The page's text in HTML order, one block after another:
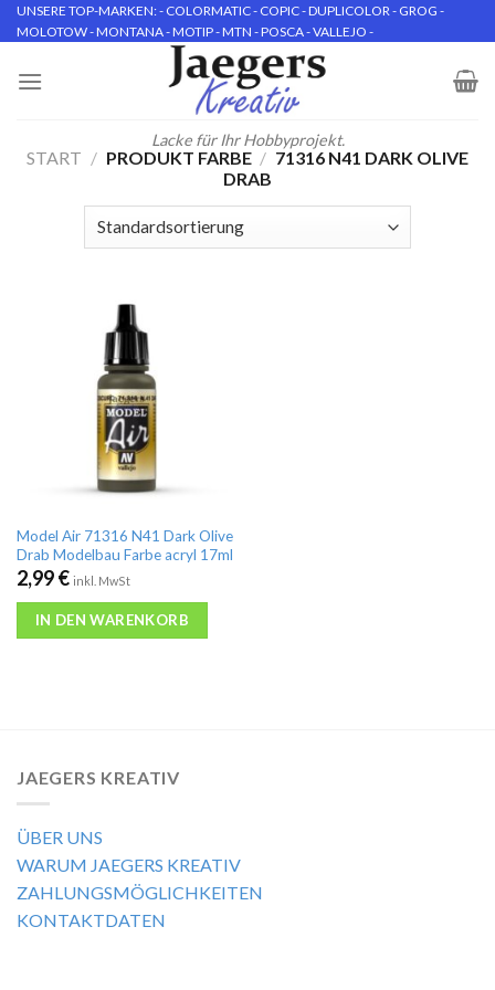
Skip
to
UNSERE TOP-MARKEN: - COLORMATIC - COPIC - DUPLICOLOR - GROG -
MOLOTOW - MONTANA - MOTIP - MTN - POSCA - VALLEJO -
Lacke für Ihr Hobbyprojekt.
START / PRODUKT FARBE / 71316 N41 DARK OLIVE
DRAB
Model Air 71316 N41 Dark Olive
Drab Modelbau Farbe acryl 17ml
2,99€ inkl. MwSt
IN DEN WARENKORB
JAEGERS KREATIV
ÜBER UNS
WARUM JAEGERS KREATIV
ZAHLUNGSMÖGLICHKEITEN
KONTAKTDATEN